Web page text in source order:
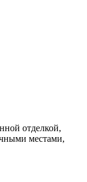
отделкой,
местами,